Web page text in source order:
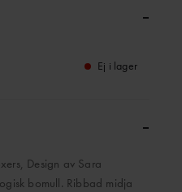
–
Ej i lager
–
Design av Sara
bomull. Ribbad midja